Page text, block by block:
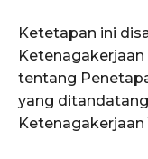
Ketetapan ini
Ketenagakerjaan
tentang
yang
Ketenagakerjaan